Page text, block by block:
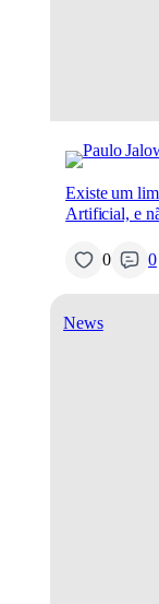
Existe um
Artificial, e
0 0
News